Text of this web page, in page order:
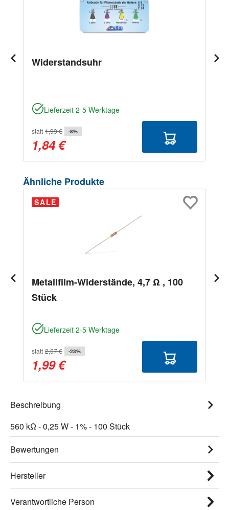
Widerstandsuhr
Lieferzeit 2-5 Werktage
statt 1,99 € -8%
1,84 €
Produktgalerie überspringen
Ähnliche Produkte
SALE
Metallfilm-Widerstände, 4,7 Ω , 100
Stück
Lieferzeit 2-5 Werktage
statt 2,57 € -23%
1,99 €
Beschreibung
560 kΩ - 0,25 W - 1% - 100 Stück
Bewertungen
Hersteller
Verantwortliche Person